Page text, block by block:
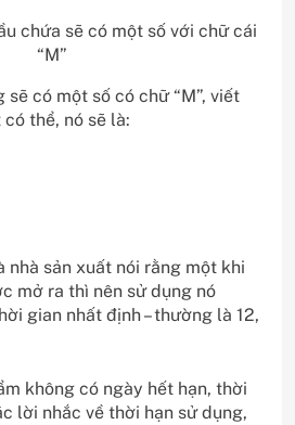
chứa sẽ có một số với chữ cái
“M”
có một số có chữ “M”, viết
thể, nó sẽ là:
nhà sản xuất nói rằng một khi
mở ra thì nên sử dụng nó
gian nhất định – thường là 12,
không có ngày hết hạn, thời
lời nhắc về thời hạn sử dụng,